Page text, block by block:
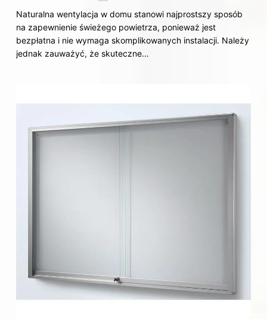
Naturalna wentylacja w domu stanowi najprostszy sposób
na zapewnienie świeżego powietrza, ponieważ jest
bezpłatna i nie wymaga skomplikowanych instalacji. Należy
jednak zauważyć, że skuteczne…